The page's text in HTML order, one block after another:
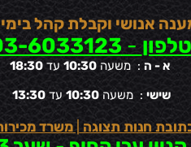
אנושי וקבלת קהל
טלפון -
6033123
א - ה : משעה 10:30 עד 18:30
שישי : משעה10:30עד13:30
חנות תצוגה |משרד